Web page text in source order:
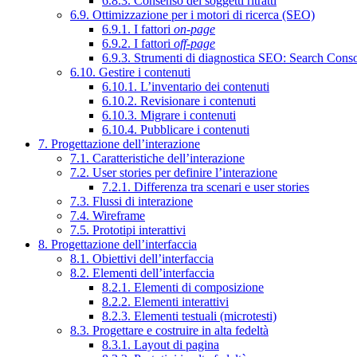
6.9. Ottimizzazione per i motori di ricerca (SEO)
6.9.1. I fattori on-page
6.9.2. I fattori off-page
6.9.3. Strumenti di diagnostica SEO: Search
6.10. Gestire i contenuti
6.10.1. L’inventario dei contenuti
6.10.2. Revisionare i contenuti
6.10.3. Migrare i contenuti
6.10.4. Pubblicare i contenuti
7. Progettazione dell’interazione
7.1. Caratteristiche dell’interazione
7.2. User stories per definire l’interazione
7.2.1. Differenza tra scenari e user stories
7.3. Flussi di interazione
7.4. Wireframe
7.5. Prototipi interattivi
8. Progettazione dell’interfaccia
8.1. Obiettivi dell’interfaccia
8.2. Elementi dell’interfaccia
8.2.1. Elementi di composizione
8.2.2. Elementi interattivi
8.2.3. Elementi testuali (microtesti)
8.3. Progettare e costruire in alta fedeltà
8.3.1. Layout di pagina